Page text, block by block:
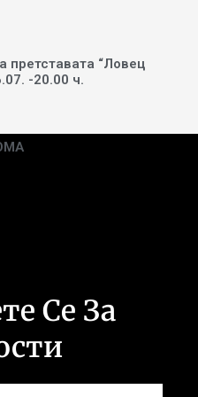
претставата “Ловец
-20.00 ч.
Се За